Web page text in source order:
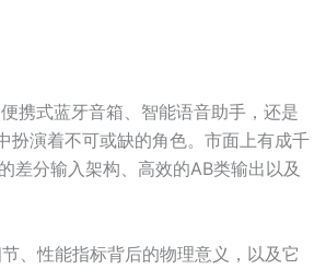
携式蓝牙音箱、智能语音助手，还是
演着不可或缺的角色。市面上有成千
差分输入架构、高效的AB类输出以及
、性能指标背后的物理意义，以及它